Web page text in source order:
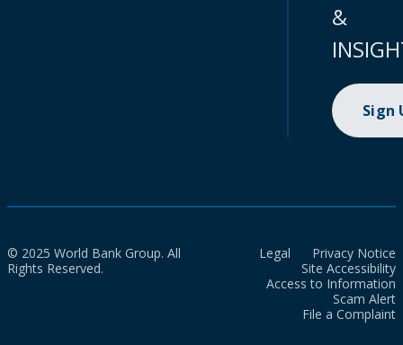
&
Sign
© 2025 World Bank Group. All
Rights Reserved.
Legal
Privacy Notice
Site Accessibility
Access to Information
Scam Alert
File a Complaint